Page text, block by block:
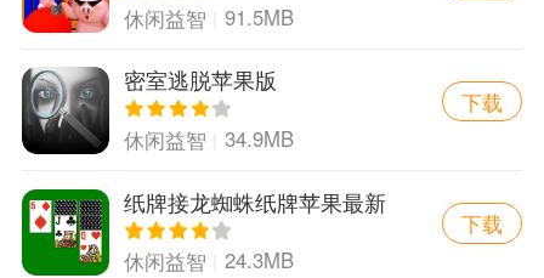
休闲益智 91.5MB
密室逃脱苹果版
休闲益智 34.9MB
下载
纸牌接龙蜘蛛纸牌苹果最新
版
休闲益智 24.3MB
下载